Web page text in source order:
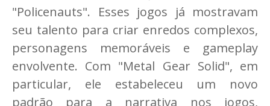
"Policenauts". Esses jogos já mostravam
seu talento para criar enredos complexos,
personagens memoráveis e gameplay
envolvente. Com "Metal Gear Solid", em
particular, ele estabeleceu um novo
padrão para a narrativa nos jogos,